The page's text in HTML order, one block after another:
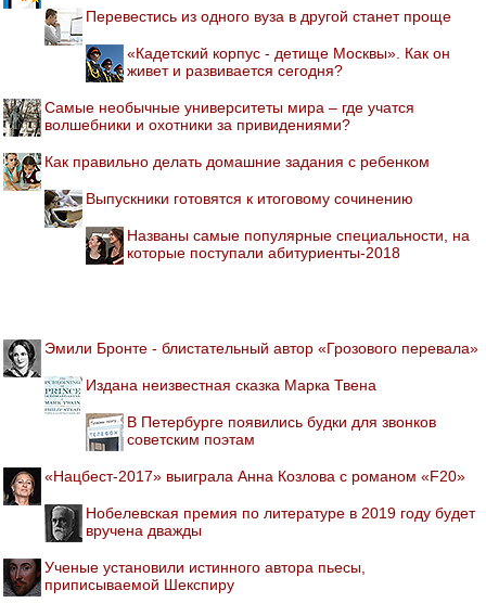
Перевестись из одного вуза в другой станет проще
«Кадетский корпус - детище Москвы». Как он
живет и развивается сегодня?
Самые необычные университеты мира – где учатся
волшебники и охотники за привидениями?
Как правильно делать домашние задания с ребенком
Выпускники готовятся к итоговому сочинению
Названы самые популярные специальности, на
которые поступали абитуриенты-2018
Эмили Бронте - блистательный автор «Грозового перевала»
Издана неизвестная сказка Марка Твена
В Петербурге появились будки для звонков
советским поэтам
«Нацбест-2017» выиграла Анна Козлова с романом «F20»
Нобелевская премия по литературе в 2019 году будет
вручена дважды
Ученые установили истинного автора пьесы,
приписываемой Шекспиру